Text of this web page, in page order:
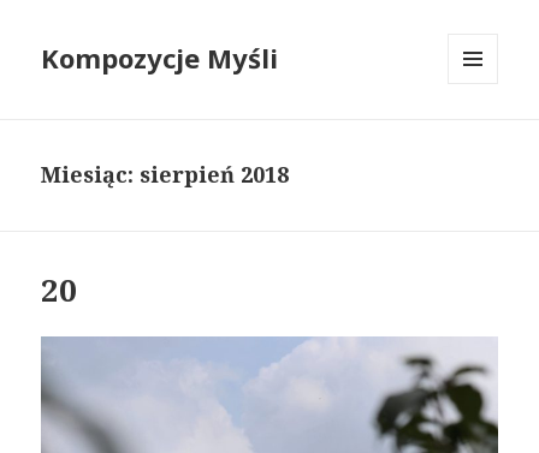
Kompozycje Myśli
Miesiąc: sierpień 2018
20